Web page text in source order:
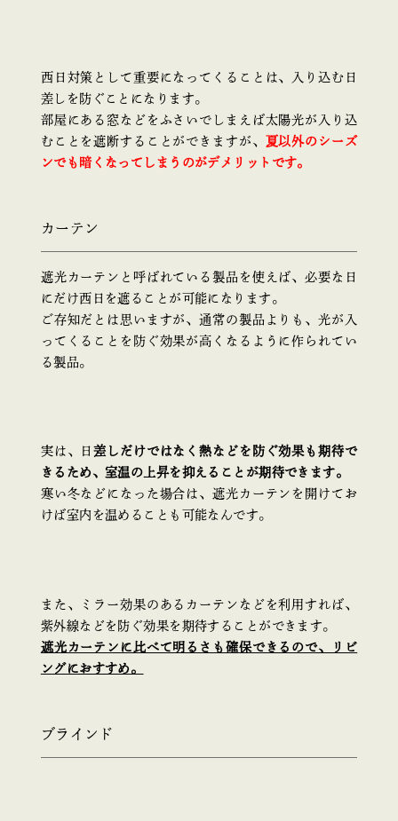
西日対策として重要になってくることは、入り込む日
差しを防ぐことになります。
部屋にある窓などをふさいでしまえば太陽光が入り込
むことを遮断することができますが、
夏以外のシーズ
ンでも暗くなってしまうのがデメリットです。
カーテン
遮光カーテンと呼ばれている製品を使えば、必要な日
にだけ西日を遮ることが可能になります。
ご存知だとは思いますが、通常の製品よりも、光が入
ってくることを防ぐ効果が高くなるように作られてい
る製品。
実は、日差しだけではなく熱などを防ぐ効果も期待で
きるため、室温の上昇を抑えることが期待できます。
寒い冬などになった場合は、遮光カーテンを開けてお
けば室内を温めることも可能なんです。
また、ミラー効果のあるカーテンなどを利用すれば、
紫外線などを防ぐ効果を期待することができます。
遮光カーテンに比べて明るさも確保できるので、リビ
ングにおすすめ。
ブラインド